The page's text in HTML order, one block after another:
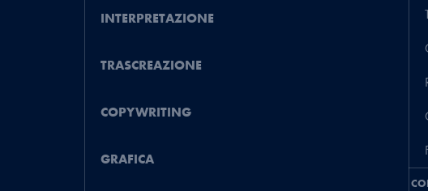
INTERPRETAZIONE
TRASCREAZIONE
COPYWRITING
GRAFICA